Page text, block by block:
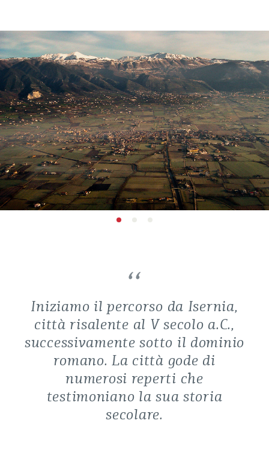
Iniziamo il percorso da Isernia,
città risalente al V secolo a.C.,
successivamente sotto il dominio
romano. La città gode di
numerosi reperti che
testimoniano la sua storia
secolare.